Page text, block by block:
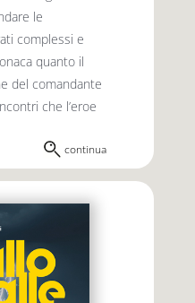
le
complessi e
quanto il
del comandante
che l’eroe
continua